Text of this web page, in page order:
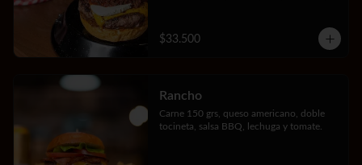
$33.500
Rancho
Carne 150 grs, queso americano, doble
tocineta, salsa BBQ, lechuga y tomate.